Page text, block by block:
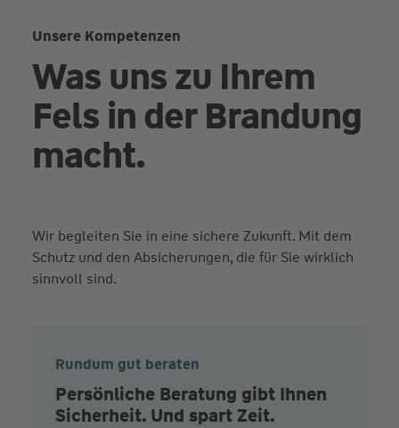
Unsere Kompetenzen
Was uns zu Ihrem
Fels in der Brandung
macht.
Wir begleiten Sie in eine sichere Zukunft. Mit dem
Schutz und den Absicherungen, die für Sie wirklich
sinnvoll sind.
Rundum gut beraten
Persönliche Beratung gibt Ihnen
Sicherheit. Und spart Zeit.